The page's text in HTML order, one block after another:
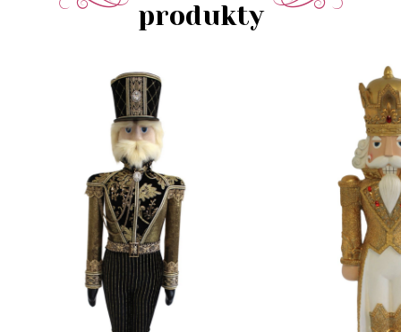
produkty